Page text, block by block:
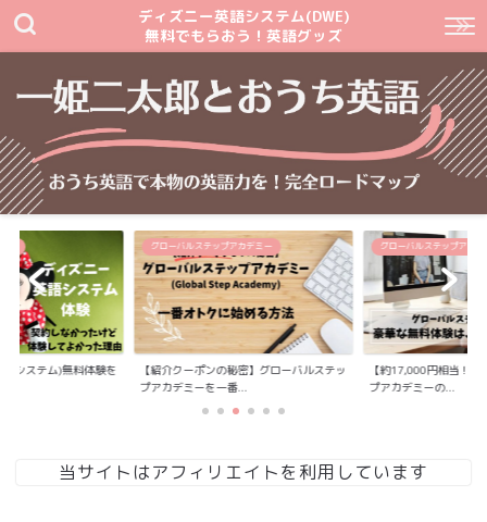
ディズニー英語システム(DWE)
無料でもらおう！英語グッズ
システム)無料体験を
グローバルステップアカデミー
【紹介クーポンの秘密】グローバルステッ
プアカデミーを一番...
グローバルステップアカデ
【約17,000円相当！】
プアカデミーの...
当サイトはアフィリエイトを利用しています